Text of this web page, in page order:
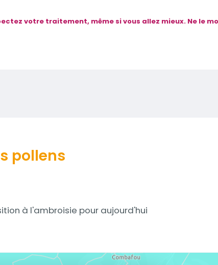
votre traitement, même si vous allez mieux. Ne le
pollens
à l'ambroisie pour aujourd'hui